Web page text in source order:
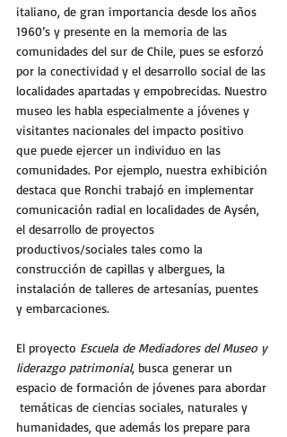
italiano, de gran importancia desde los años
1960’s y presente en la memoria de las
comunidades del sur de Chile, pues se esforzó
por la conectividad y el desarrollo social de las
localidades apartadas y empobrecidas. Nuestro
museo les habla especialmente a jóvenes y
visitantes nacionales del impacto positivo
que puede ejercer un individuo en las
comunidades. Por ejemplo, nuestra exhibición
destaca que Ronchi trabajó en implementar
comunicación radial en localidades de Aysén,
el desarrollo de proyectos
productivos/sociales tales como la
construcción de capillas y albergues, la
instalación de talleres de artesanías, puentes
y embarcaciones.
El proyecto Escuela de Mediadores del Museo y
liderazgo patrimonial, busca generar un
espacio de formación de jóvenes para abordar
temáticas de ciencias sociales, naturales y
humanidades, que además los prepare para